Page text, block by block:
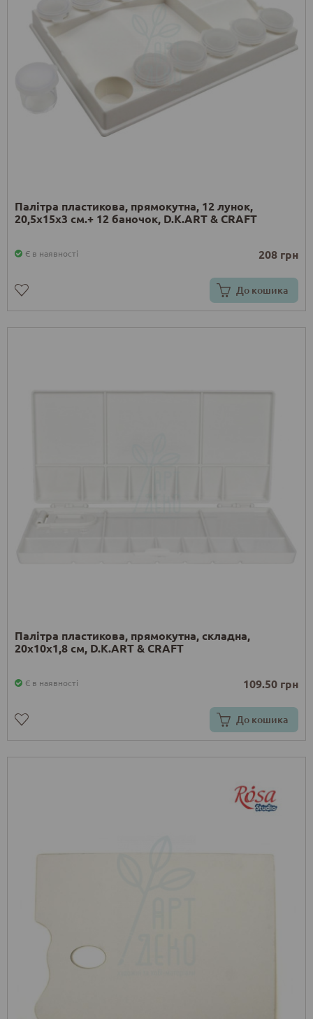
Палітра пластикова, прямокутна, 12 лунок,
20,5х15х3 см.+ 12 баночок, D.K.ART & CRAFT
Є в наявності 208 грн
До кошика
Палітра пластикова, прямокутна, складна,
20х10х1,8 см, D.K.ART & CRAFT
Є в наявності 109.50 грн
До кошика